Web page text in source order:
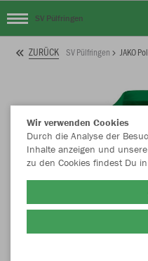
SV Pülfringen
ZURÜCK SV Pülfringen JAKO
Wir verwenden Cookies
Durch die Analyse der
Inhalte anzeigen und
zu den Cookies findest Du